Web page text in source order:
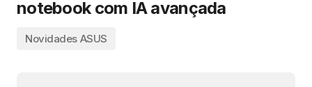
notebook com IA avançada
Novidades ASUS